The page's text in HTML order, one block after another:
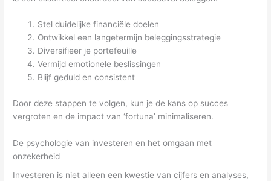
Stel duidelijke financiële doelen
Ontwikkel een langetermijn beleggingsstrategie
Diversifieer je portefeuille
Vermijd emotionele beslissingen
Blijf geduld en consistent
Door deze stappen te volgen, kun je de kans op succes
vergroten en de impact van ‘fortuna’ minimaliseren.
De psychologie van investeren en het omgaan met
onzekerheid
Investeren is niet alleen een kwestie van cijfers en analyses,